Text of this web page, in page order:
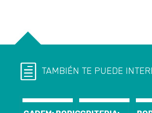
TAMBIÉN TE PUEDE